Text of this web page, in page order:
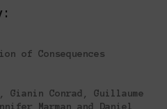
:
of Consequences
Gianin Conrad, Guillaume
Marman and Daniel